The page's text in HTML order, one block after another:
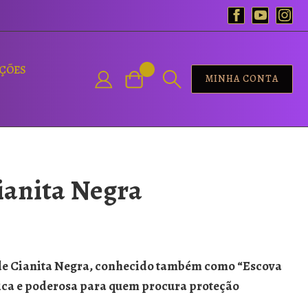
MINHA CONTA
Negra
Cianita Negra, conhecido também como “Escova
e poderosa para quem procura proteção